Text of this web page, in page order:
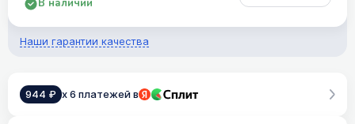
В наличии
Наши гарантии качества
944 ₽ x 6 платежей в